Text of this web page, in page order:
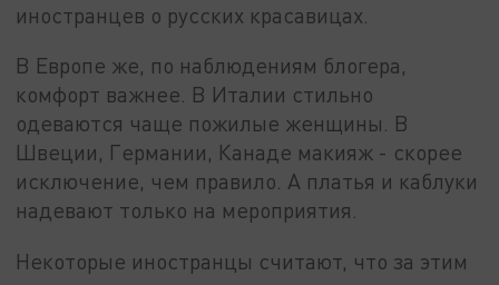
иностранцев о русских красавицах.
В Европе же, по наблюдениям блогера,
комфорт важнее. В Италии стильно
одеваются чаще пожилые женщины. В
Швеции, Германии, Канаде макияж - скорее
исключение, чем правило. А платья и каблуки
надевают только на мероприятия.
Некоторые иностранцы считают, что за этим